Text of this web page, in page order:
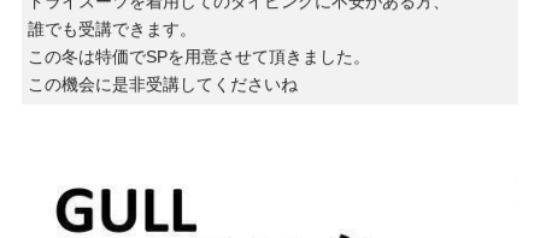
誰でも受講できます。
この冬は特価でSPを用意させて頂きました。
この機会に是非受講してくださいね